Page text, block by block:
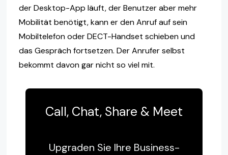
der Desktop-App läuft, der Benutzer aber mehr
Mobilität benötigt, kann er den Anruf auf sein
Mobiltelefon oder DECT-Handset schieben und
das Gespräch fortsetzen. Der Anrufer selbst
bekommt davon gar nicht so viel mit.
Call, Chat, Share & Meet
Upgraden Sie Ihre Business-